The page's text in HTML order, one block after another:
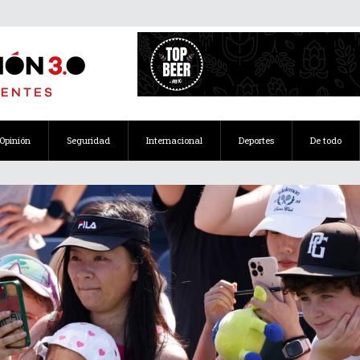
Opinión Seguridad Internacional Deportes De todo